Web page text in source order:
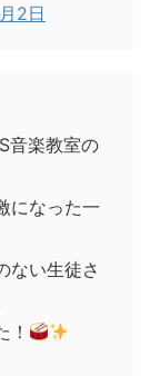
2日
音楽教室の
になった一
ない生徒さ